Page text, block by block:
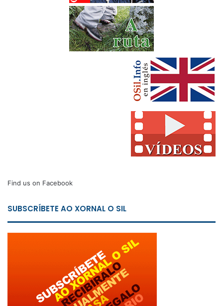
Find us on Facebook
SUBSCRÍBETE AO XORNAL O SIL